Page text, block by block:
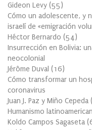
Gideon Levy (55)
Cómo un adolescente, y
israelí de «emigración
Héctor Bernardo (54)
Insurrección en Bolivia:
neocolonial
Jérôme Duval (16)
Cómo transformar un
coronavirus
Juan J. Paz y Miño Cepeda (
Humanismo
Koldo Campos Sagaseta (